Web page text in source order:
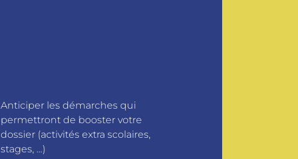
Anticiper les démarches qui
permettront de booster votre
dossier (activités extra scolaires,
stages, …)